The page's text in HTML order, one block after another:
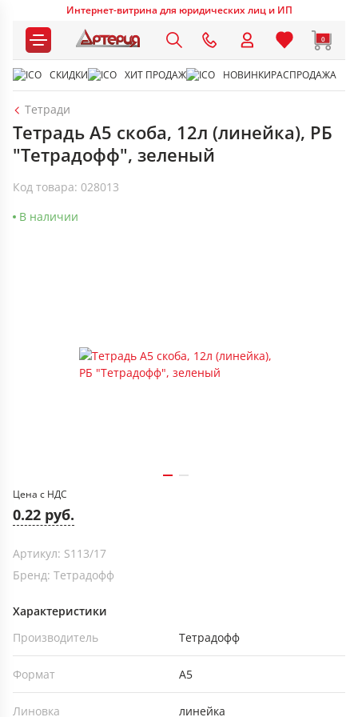
Интернет-витрина для юридических лиц и ИП
0
СКИДКИ ХИТ ПРОДАЖ НОВИНКИРАСПРОДАЖА
Тетради
Тетрадь А5 скоба, 12л (линейка), РБ
"Тетрадофф", зеленый
Код товара: 028013
В наличии
Цена с НДС
0.22 руб.
Артикул: S113/17
Бренд: Тетрадофф
Характеристики
Производитель
Тетрадофф
Формат А5
Линовка линейка